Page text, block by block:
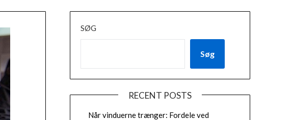
SØG
Søg
RECENT POSTS
Når vinduerne trænger: Fordele ved